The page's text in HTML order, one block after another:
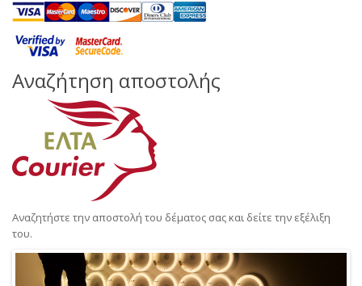
Αναζήτηση αποστολής
Αναζητήστε την αποστολή του δέματος σας και δείτε την εξέλιξη
του.